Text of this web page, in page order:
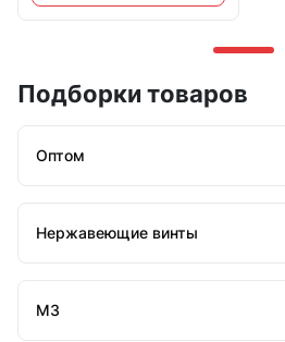
Подборки товаров
Оптом
Нержавеющие винты
М3